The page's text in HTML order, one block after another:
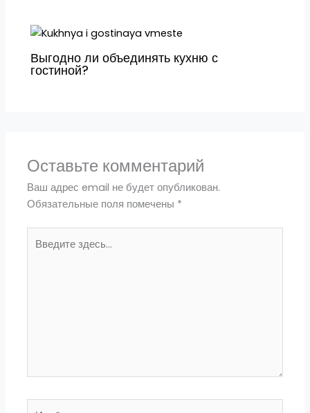
Выгодно ли объединять кухню с
гостиной?
Оставьте комментарий
Ваш адрес email не будет опубликован.
Обязательные поля помечены *
здесь...